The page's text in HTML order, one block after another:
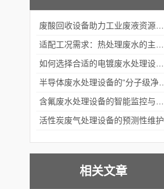
活性炭废气处理设备的预测性维护
相关文章